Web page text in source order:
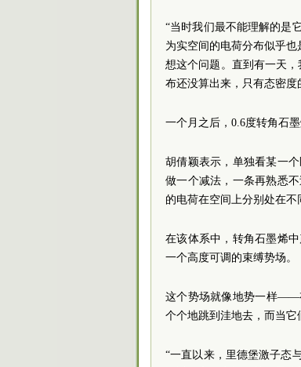
“当时我们最不能理解的是
为实空间的电荷分布似乎
想这个问题。直到有一天
布还没算出来，只有态密度
一个月之后，0.6度转角石
胡倩颖表示，单独看某一
做一个减法，一条再熟悉
的电荷在空间上分别处在不
在该体系中，转角石墨烯
一个高度可调的束缚势场。
这个势场就像地势一样——
个个地跳到洼地去，而当它
“一直以来，里德堡激子态